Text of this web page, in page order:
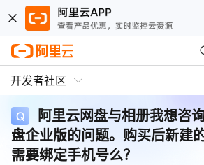
开发者社区
阿里云网盘与相册我想咨
盘企业版的问题。购买后新建
需要绑定手机号么？